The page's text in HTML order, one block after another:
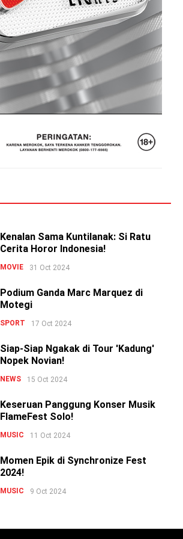
Kenalan Sama Kuntilanak: Si Ratu
Cerita Horor Indonesia!
MOVIE 31 Oct 2024
Podium Ganda Marc Marquez di
Motegi
SPORT 17 Oct 2024
Siap-Siap Ngakak di Tour 'Kadung'
Nopek Novian!
NEWS 15 Oct 2024
Keseruan Panggung Konser Musik
FlameFest Solo!
MUSIC 11 Oct 2024
Momen Epik di Synchronize Fest
2024!
MUSIC 9 Oct 2024